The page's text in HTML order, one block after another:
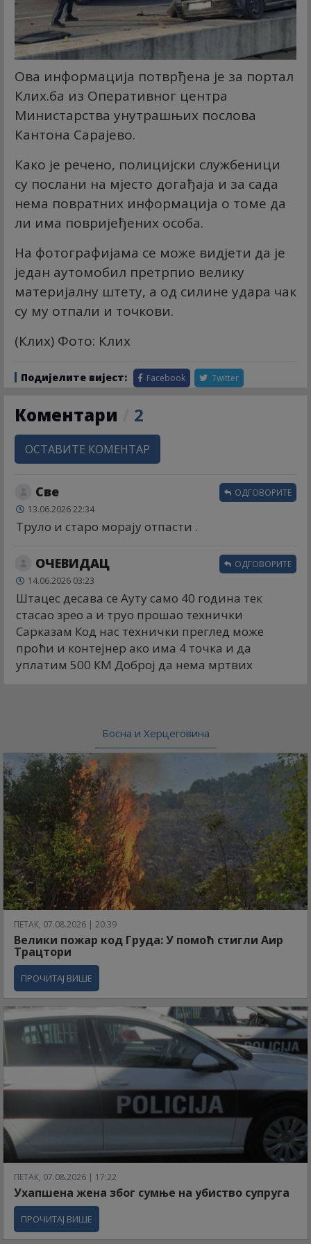
Ова информација потврђена је за портал
Клиx.ба из Оперативног центра
Министарства унутрашњих послова
Кантона Сарајево.
Како је речено, полицијски службеници
су послани на мјесто догађаја и за сада
нема повратних информација о томе да
ли има повријеђених особа.
На фотографијама се може видјети да је
један аутомобил претрпио велику
материјалну штету, а од силине удара чак
су му отпали и точкови.
(Клиx) Фото: Клиx
Подијелите вијест: Facebook Twitter
Коментари 2
ОСТАВИТЕ КОМЕНТАР
Све
13.06.2026 22:34
Труло и старо морају отпасти .
ОДГОВОРИТЕ
ОЧЕВИДАЦ
14.06.2026 03:23
Штацес десава се Ауту само 40 година тек
стасао зрео а и труо прошао технички
Сарказам Код нас технички преглед може
проћи и контејнер ако има 4 точка и да
уплатим 500 КМ Доброј да нема мртвих
ОДГОВОРИТЕ
Босна и Херцеговина
ПЕТАК, 07.08.2026 | 20:39
Велики пожар код Груда: У помоћ стигли Аир
Трацтори
ПРОЧИТАЈ ВИШЕ
ПЕТАК, 07.08.2026 | 17:22
Ухапшена жена због сумње на убиство супруга
ПРОЧИТАЈ ВИШЕ